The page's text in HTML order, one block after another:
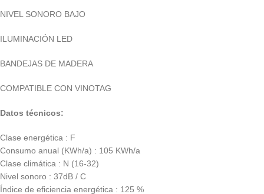
NIVEL SONORO BAJO
ILUMINACIÓN LED
BANDEJAS DE MADERA
COMPATIBLE CON VINOTAG
Datos técnicos:
Clase energética : F
Consumo anual (KWh/a) : 105 KWh/a
Clase climática : N (16-32)
Nivel sonoro : 37dB / C
Índice de eficiencia energética : 125 %